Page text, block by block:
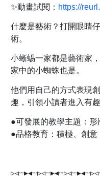
✨動畫試閱： https://
什麼是藝術？打開眼睛
術。
小蜥蜴一家都是藝術家
家中的小蜘蛛也是。
他們用自己的方式表現
趣，引領小讀者進入有
●可發展的教學主題：形
●品格教育：積極、創意